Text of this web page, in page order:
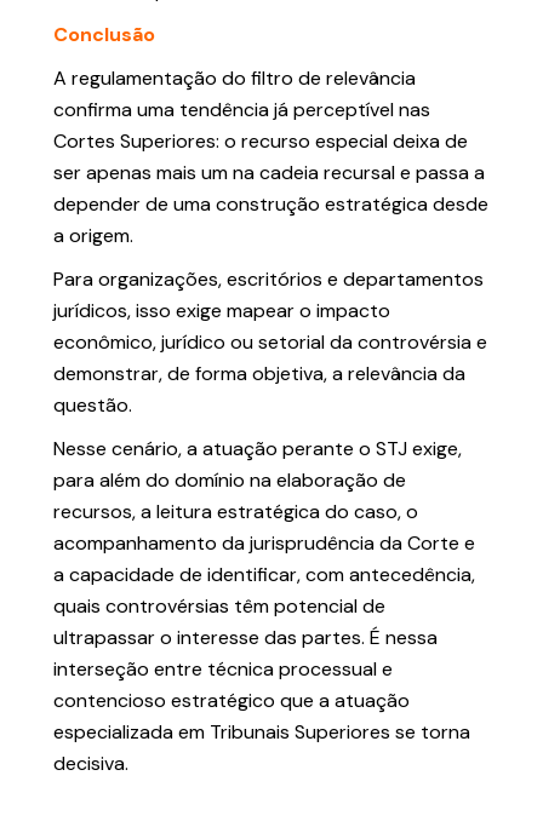
Conclusão
A regulamentação do filtro de relevância
confirma uma tendência já perceptível nas
Cortes Superiores: o recurso especial deixa de
ser apenas mais um na cadeia recursal e passa a
depender de uma construção estratégica desde
a origem.
Para organizações, escritórios e departamentos
jurídicos, isso exige mapear o impacto
econômico, jurídico ou setorial da controvérsia e
demonstrar, de forma objetiva, a relevância da
questão.
Nesse cenário, a atuação perante o STJ exige,
para além do domínio na elaboração de
recursos, a leitura estratégica do caso, o
acompanhamento da jurisprudência da Corte e
a capacidade de identificar, com antecedência,
quais controvérsias têm potencial de
ultrapassar o interesse das partes. É nessa
interseção entre técnica processual e
contencioso estratégico que a atuação
especializada em Tribunais Superiores se torna
decisiva.